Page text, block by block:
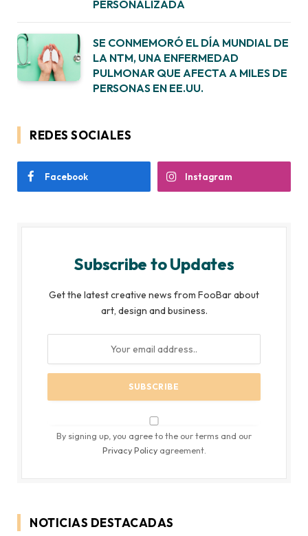
PERSONALIZADA
SE CONMEMORÓ EL DÍA MUNDIAL DE
LA NTM, UNA ENFERMEDAD
PULMONAR QUE AFECTA A MILES DE
PERSONAS EN EE.UU.
REDES SOCIALES
Facebook Instagram
Subscribe to Updates
Get the latest creative news from FooBar about
art, design and business.
By signing up, you agree to the our terms and our
Privacy Policyagreement.
NOTICIAS DESTACADAS